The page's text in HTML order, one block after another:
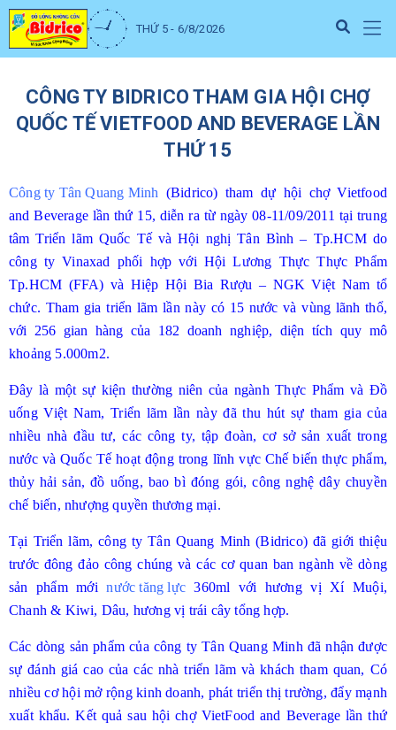
THỨ 5 - 6/8/2026
CÔNG TY BIDRICO THAM GIA HỘI CHỢ
QUỐC TẾ VIETFOOD AND BEVERAGE LẦN
THỨ 15
Công ty Tân Quang Minh (Bidrico) tham dự hội chợ Vietfood
and Beverage lần thứ 15, diễn ra từ ngày 08-11/09/2011 tại trung
tâm Triển lãm Quốc Tế và Hội nghị Tân Bình – Tp.HCM do
công ty Vinaxad phối hợp với Hội Lương Thực Thực Phẩm
Tp.HCM (FFA) và Hiệp Hội Bia Rượu – NGK Việt Nam tổ
chức. Tham gia triển lãm lần này có 15 nước và vùng lãnh thổ,
với 256 gian hàng của 182 doanh nghiệp, diện tích quy mô
khoảng 5.000m2.
Đây là một sự kiện thường niên của ngành Thực Phẩm và Đồ
uống Việt Nam, Triển lãm lần này đã thu hút sự tham gia của
nhiều nhà đầu tư, các công ty, tập đoàn, cơ sở sản xuất trong
nước và Quốc Tế hoạt động trong lĩnh vực Chế biến thực phẩm,
thủy hải sản, đồ uống, bao bì đóng gói, công nghệ dây chuyền
chế biến, nhượng quyền thương mại.
Tại Triển lãm, công ty Tân Quang Minh (Bidrico) đã giới thiệu
trước đông đảo công chúng và các cơ quan ban ngành về dòng
sản phẩm mớinước tăng lực360ml với hương vị Xí Muội,
Chanh & Kiwi, Dâu, hương vị trái cây tổng hợp.
Các dòng sản phẩm của công ty Tân Quang Minh đã nhận được
sự đánh giá cao của các nhà triển lãm và khách tham quan, Có
nhiều cơ hội mở rộng kinh doanh, phát triển thị trường, đẩy mạnh
xuất khẩu. Kết quả sau hội chợ VietFood and Beverage lần thứ